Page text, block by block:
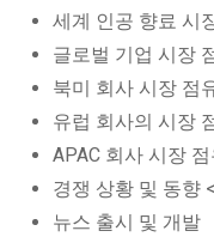
세계 인공 향료 시
글로벌 기업 시장
북미 회사 시장 점
유럽 회사의 시장
APAC 회사 시장
경쟁 상황 및 동향
뉴스 출시 및 개발